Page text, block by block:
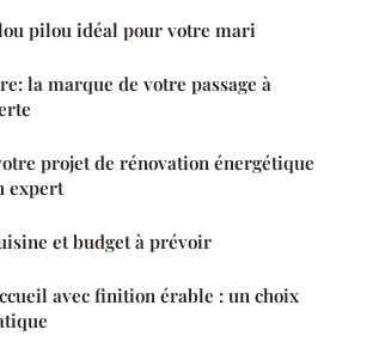
pilou idéal pour votre mari
la marque de votre passage à
projet de rénovation énergétique
expert
et budget à prévoir
avec finition érable : un choix